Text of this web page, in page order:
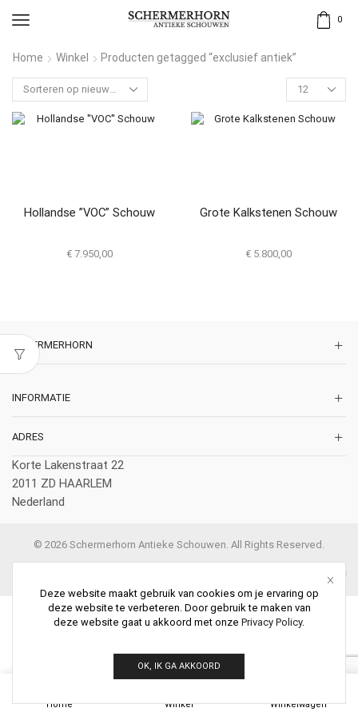
0
Home Winkel Producten getagged “exclusief antiek”
Hollandse ”VOC” Schouw
€ 7.950,00
Grote Kalkstenen Schouw
€ 5.800,00
SCHERMERHORN
INFORMATIE
ADRES
Korte Lakenstraat 22
2011 ZD HAARLEM
Nederland
© 2026 Schermerhorn Antieke Schouwen. All Rights Reserved.
Home Winkel Winkelwagen
Deze website maakt gebruik van cookies om je ervaring op
deze website te verbeteren. Door gebruik te maken van
deze website gaat u akkoord met onze Privacy Policy.
OK, IK GA AKKOORD